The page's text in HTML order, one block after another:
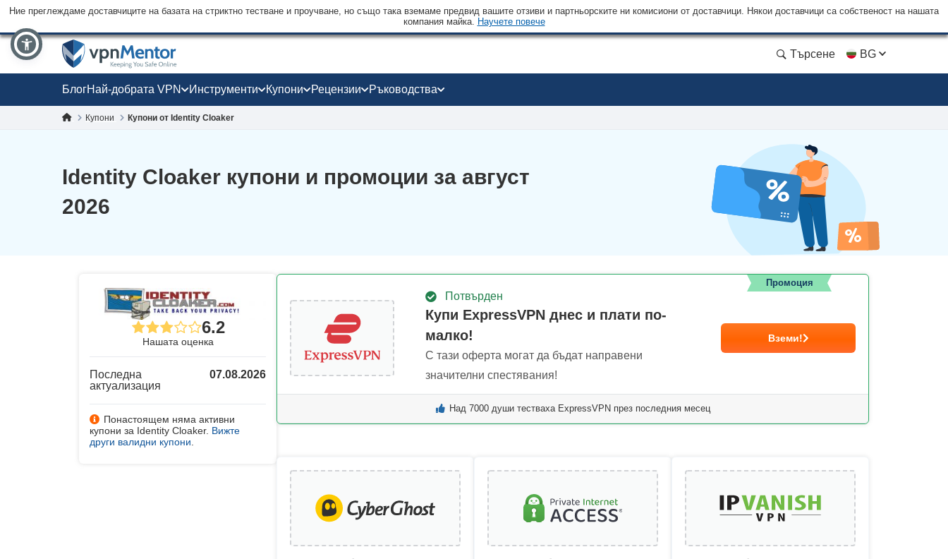
Ние преглеждаме доставчиците на базата на стриктно тестване и проучване, но също така вземаме предвид вашите отзиви и партньорските ни комисиони от доставчици. Някои доставчици са собственост на нашата
компания майка. Научете повече
Търсене BG
БлогНай-добрата VPN Инструменти Купони Рецензии Ръководства
Купони Купони от Identity Cloaker
Identity Cloaker купони и промоции за август
2026
6.2
Нашата оценка
Последна
актуализация
07.08.2026
Понастоящем няма активни
купони за Identity Cloaker. Вижте
други валидни купони
Потвърден
Купи ExpressVPN днес и плати по-
малко!
С тази оферта могат да бъдат направени
значителни спестявания!
Вземи!
Промоция
Над 7000 души тестваха ExpressVPN през последния месец